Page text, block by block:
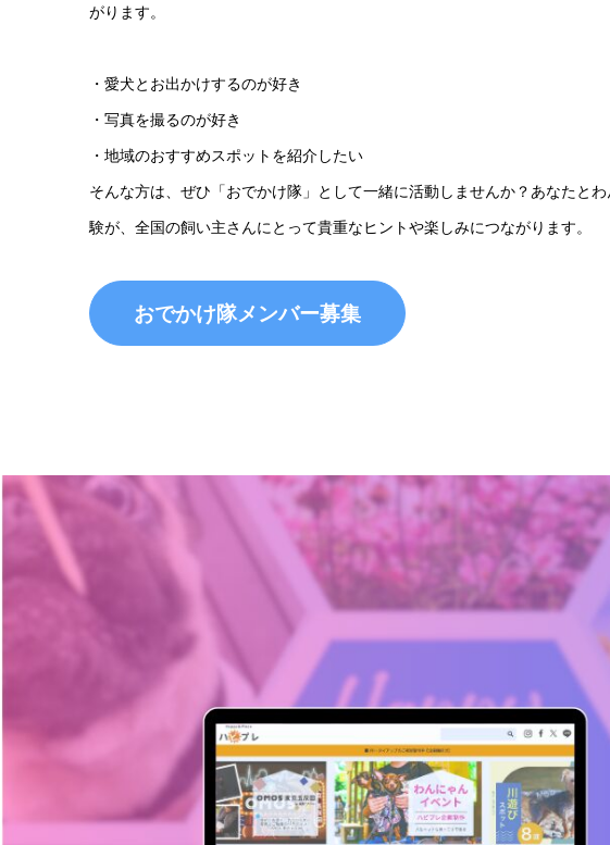
がります。
・愛犬とお出かけするのが好き
・写真を撮るのが好き
・地域のおすすめスポットを紹介したい
そんな方は、ぜひ「おでかけ隊」として一緒に活動しませんか？あなたと
験が、全国の飼い主さんにとって貴重なヒントや楽しみにつながります。
おでかけ隊メンバー募集